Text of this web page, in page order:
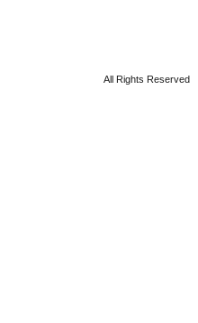
All Rights Reserved